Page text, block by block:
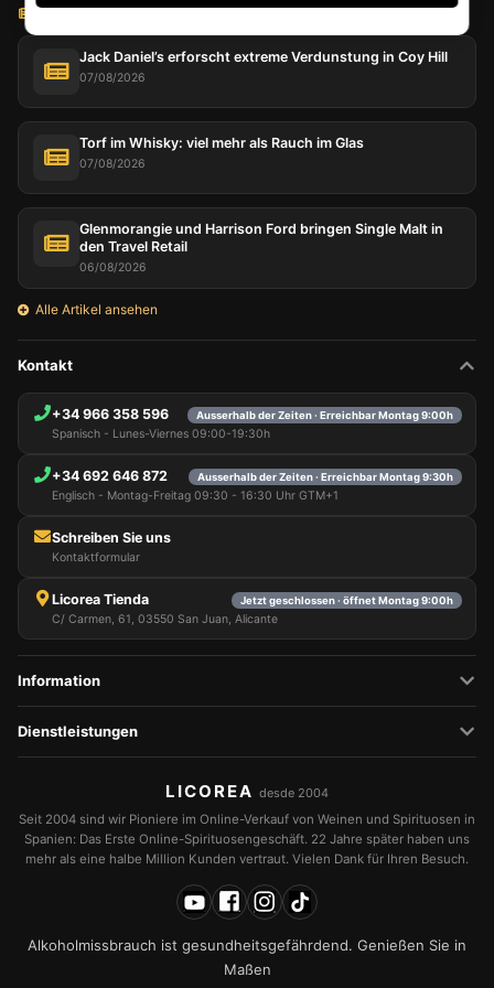
Jack Daniel’s erforscht extreme Verdunstung in Coy Hill
07/08/2026
Torf im Whisky: viel mehr als Rauch im Glas
07/08/2026
Glenmorangie und Harrison Ford bringen Single Malt in
den Travel Retail
06/08/2026
Alle Artikel ansehen
Kontakt
+34 966 358 596 Ausserhalb der Zeiten · Erreichbar Montag 9:00h
Spanisch - Lunes-Viernes 09:00-19:30h
+34 692 646 872 Ausserhalb der Zeiten · Erreichbar Montag 9:30h
Englisch - Montag-Freitag 09:30 - 16:30 Uhr GTM+1
Schreiben Sie uns
Kontaktformular
Licorea Tienda Jetzt geschlossen · öffnet Montag 9:00h
C/ Carmen, 61, 03550 San Juan, Alicante
Information
Dienstleistungen
LICOREA desde 2004
Seit 2004 sind wir Pioniere im Online-Verkauf von Weinen und Spirituosen in
Spanien: Das Erste Online-Spirituosengeschäft. 22 Jahre später haben uns
mehr als eine halbe Million Kunden vertraut. Vielen Dank für Ihren Besuch.
Alkoholmissbrauch ist gesundheitsgefährdend. Genießen Sie in
Maßen